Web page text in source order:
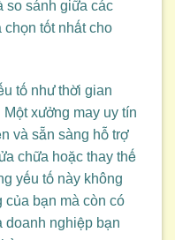
so sánh giữa các
chọn tốt nhất cho
tố như thời gian
xưởng may uy tín
và sẵn sàng hỗ trợ
chữa hoặc thay thế
yếu tố này không
của bạn mà còn có
doanh nghiệp bạn